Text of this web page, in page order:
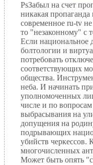
PsЗабыл на счет
никакая
современное ru-tv
то "незаконному" с
Если национальное
болтологии и
потребовать
соответствующих
общества.
неба. И начинать
уполномоченных
числе и по
выбрасывания на
допущения на
подрывающих
убийств черкессов.
многочисленных
Может быть опять